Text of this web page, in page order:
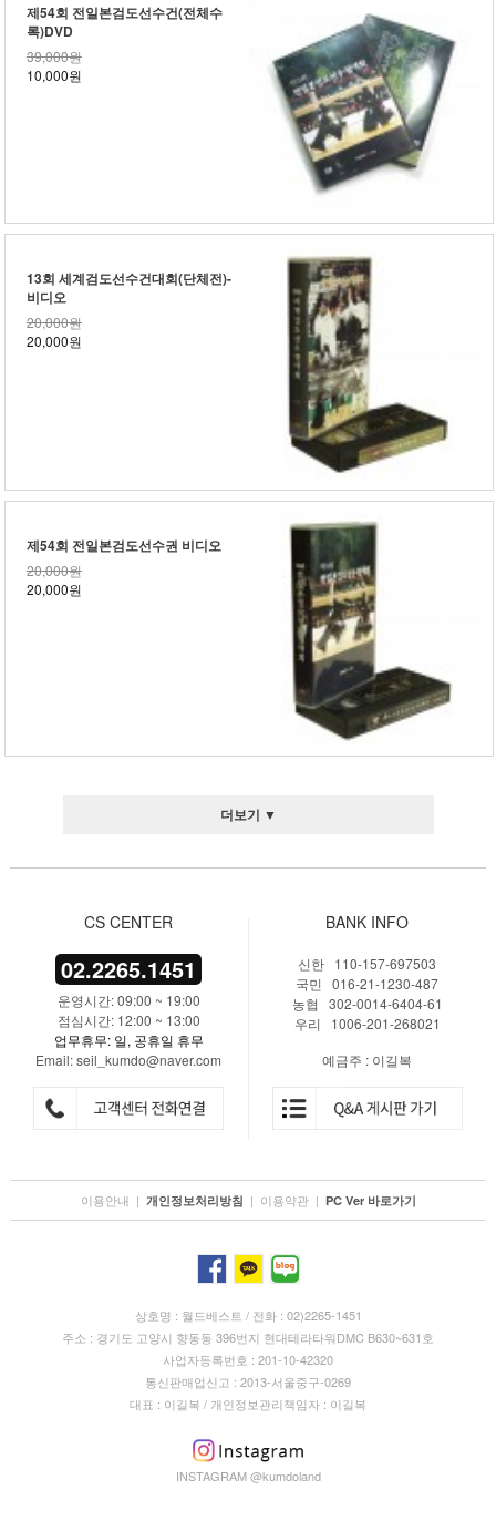
제54회 전일본검도선수건(전체수
록)DVD
39,000원
10,000원
13회 세계검도선수건대회(단체전)-
비디오
20,000원
20,000원
제54회 전일본검도선수권 비디오
20,000원
20,000원
더보기 ▼
CS CENTER
02.2265.1451
운영시간: 09:00 ~ 19:00
점심시간: 12:00 ~ 13:00
업무휴무: 일, 공휴일 휴무
Email: seil_kumdo@naver.com
BANK INFO
신한 110-157-697503
국민 016-21-1230-487
농협 302-0014-6404-61
우리 1006-201-268021
예금주 : 이길복
이용안내 | 개인정보처리방침 | 이용약관 | PC Ver 바로가기
상호명 : 월드베스트 / 전화 : 02)2265-1451
주소 : 경기도 고양시 향동동 396번지 현대테라타워DMC B630~631호
사업자등록번호 : 201-10-42320
통신판매업신고 : 2013-서울중구-0269
대표 : 이길복 / 개인정보관리책임자 : 이길복
INSTAGRAM @kumdoland